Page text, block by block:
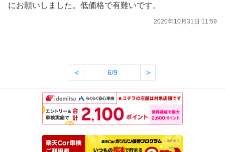
にお願いしました。低価格で有難いです。
2020年10月31日 11:59
< 6/9 >